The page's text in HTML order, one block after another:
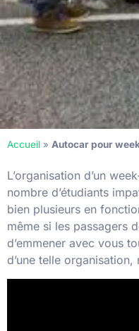
Accueil » Autocar pour
L’organisation d’un
nombre d’étudiants
bien plusieurs en
même si les passagers
d’emmener avec vous
d’une telle